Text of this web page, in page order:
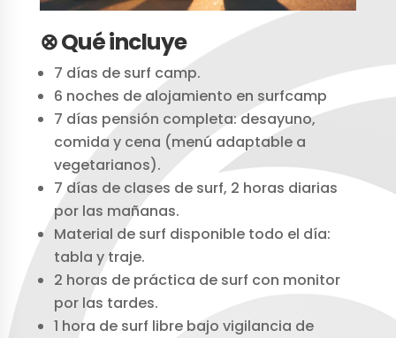
⊗ Qué incluye
7 días de surf camp.
6 noches de alojamiento en surfcamp
7 días pensión completa: desayuno,
comida y cena (menú adaptable a
vegetarianos).
7 días de clases de surf, 2 horas diarias
por las mañanas.
Material de surf disponible todo el día:
tabla y traje.
2 horas de práctica de surf con monitor
por las tardes.
1 hora de surf libre bajo vigilancia de